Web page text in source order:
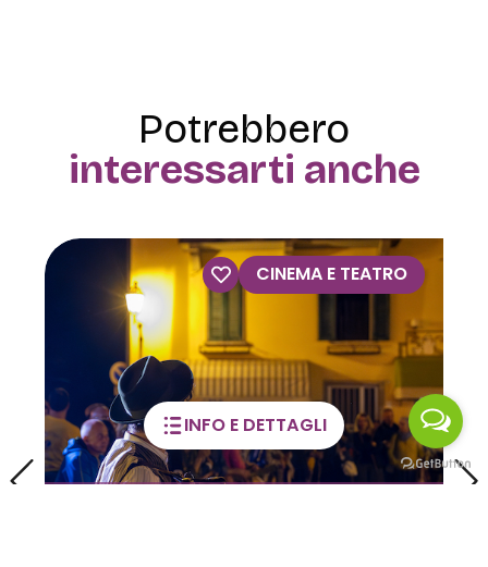
INFO E DETTAGLI
Potrebbero
interessarti anche
VISITE GUIDATE